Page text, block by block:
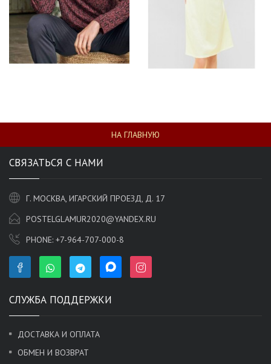
НА ГЛАВНУЮ
СВЯЗАТЬСЯ С НАМИ
Г. МОСКВА, ИГАРСКИЙ ПРОЕЗД, Д. 17
POSTELGLAMUR2020@YANDEX.RU
PHONE: +7-964-707-000-8
СЛУЖБА ПОДДЕРЖКИ
ДОСТАВКА И ОПЛАТА
ОБМЕН И ВОЗВРАТ